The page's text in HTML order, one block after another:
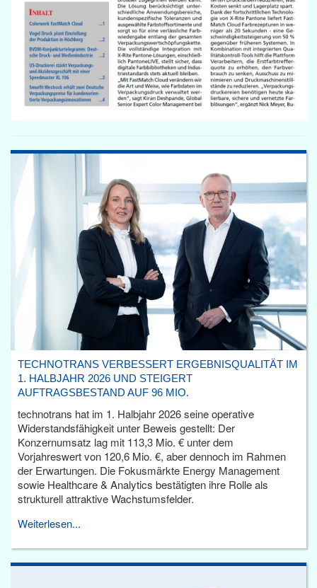
TECHNOTRANS VERBESSERT ERGEBNISQUALITÄT IM
1. HALBJAHR 2026 UND STEIGERT
AUFTRAGSBESTAND AUF 96 MIO.
technotrans hat im 1. Halbjahr 2026 seine operative
Widerstandsfähigkeit unter Beweis gestellt: Der
Konzernumsatz lag mit 113,3 Mio. € unter dem
Vorjahreswert von 120,6 Mio. €, aber dennoch im Rahmen
der Erwartungen. Die Fokusmärkte Energy Management
sowie Healthcare & Analytics bestätigten ihre Rolle als
strukturell attraktive Wachstumsfelder.
Weiterlesen...